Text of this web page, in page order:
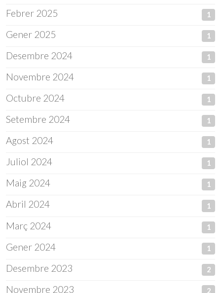
Febrer 2025 1
Gener 2025 1
Desembre 2024 1
Novembre 2024 1
Octubre 2024 1
Setembre 2024 1
Agost 2024 1
Juliol 2024 1
Maig 2024 1
Abril 2024 1
Març 2024 1
Gener 2024 1
Desembre 2023 2
Novembre 2023 2